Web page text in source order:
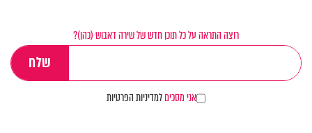
רוצה התראה על כל תוכן חדש של שירה דאבוש (כהן)?
אני מסכיםלמדיניות הפרטיות